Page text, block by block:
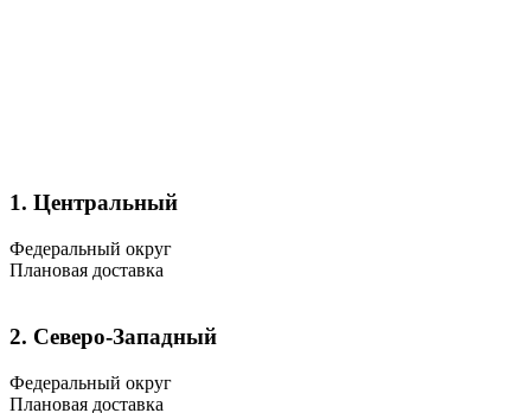
1. Центральный
Федеральный округ
Плановая доставка
2. Северо-Западный
Федеральный округ
Плановая доставка